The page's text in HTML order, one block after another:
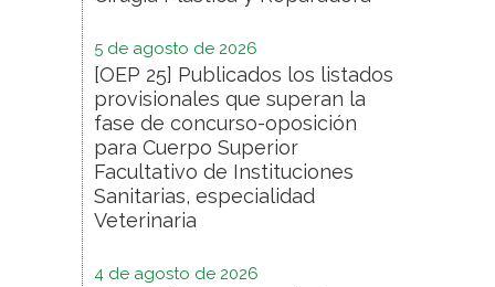
5 de agosto de 2026
[OEP 25] Publicados los listados
provisionales que superan la
fase de concurso-oposición
para Cuerpo Superior
Facultativo de Instituciones
Sanitarias, especialidad
Veterinaria
4 de agosto de 2026